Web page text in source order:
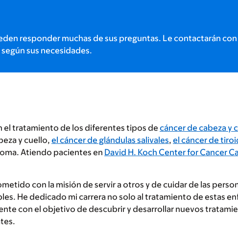
responder muchas de sus preguntas. Le contactarán
sus necesidades.
el tratamiento de los diferentes tipos de cáncer de cabeza y
y cuello, el cáncer de glándulas salivales, el cáncer de
Atiendo pacientes en David H. Koch Center for Cancer
con la misión de servir a otros y de cuidar de las
He dedicado mi carrera no solo al tratamiento de estas
con el objetivo de descubrir y desarrollar nuevos